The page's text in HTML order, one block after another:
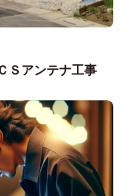
Ｓアンテナ工事